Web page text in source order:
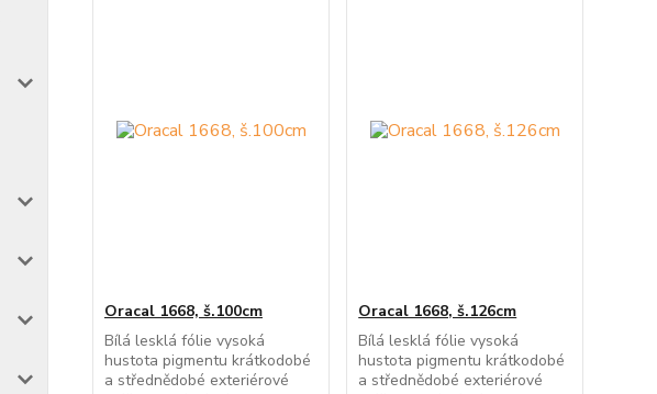
Oracal 1668, š.100cm
Bílá lesklá fólie vysoká
hustota pigmentu krátkodobé
a střednědobé exteriérové
Oracal 1668, š.126cm
Bílá lesklá fólie vysoká
hustota pigmentu krátkodobé
a střednědobé exteriérové